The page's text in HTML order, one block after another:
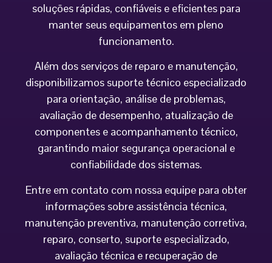
soluções rápidas, confiáveis e eficientes para
manter seus equipamentos em pleno
funcionamento.
Além dos serviços de reparo e manutenção,
disponibilizamos suporte técnico especializado
para orientação, análise de problemas,
avaliação de desempenho, atualização de
componentes e acompanhamento técnico,
garantindo maior segurança operacional e
confiabilidade dos sistemas.
Entre em contato com nossa equipe para obter
informações sobre assistência técnica,
manutenção preventiva, manutenção corretiva,
reparo, conserto, suporte especializado,
avaliação técnica e recuperação de